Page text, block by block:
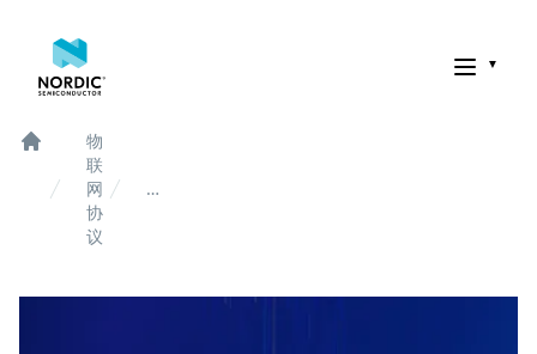
诺迪克半导体
物
联
网
协
议
AI